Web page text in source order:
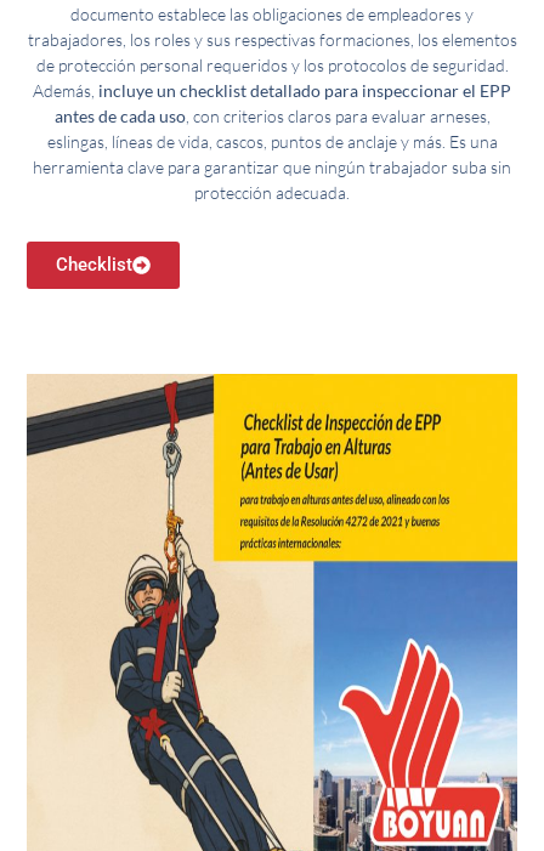
documento establece las obligaciones de empleadores y
trabajadores, los roles y sus respectivas formaciones, los elementos
de protección personal requeridos y los protocolos de seguridad.
Además, incluye un checklist detallado para inspeccionar el EPP
antes de cada uso, con criterios claros para evaluar arneses,
eslingas, líneas de vida, cascos, puntos de anclaje y más. Es una
herramienta clave para garantizar que ningún trabajador suba sin
protección adecuada.
Checklist